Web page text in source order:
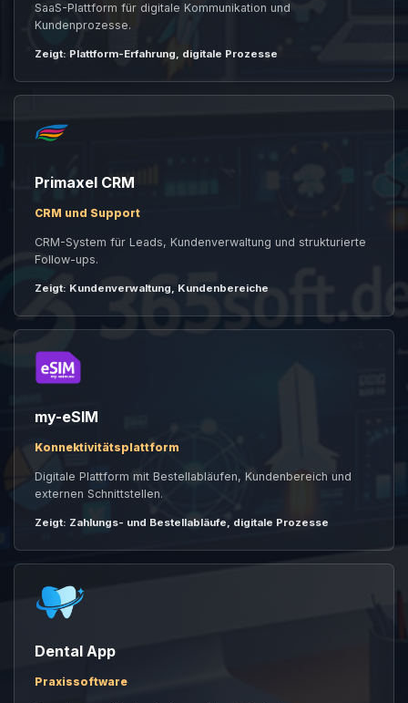
SaaS-Plattform für digitale Kommunikation und
Kundenprozesse.
Zeigt: Plattform-Erfahrung, digitale Prozesse
Primaxel CRM
CRM und Support
CRM-System für Leads, Kundenverwaltung und strukturierte
Follow-ups.
Zeigt: Kundenverwaltung, Kundenbereiche
my-eSIM
Konnektivitätsplattform
Digitale Plattform mit Bestellabläufen, Kundenbereich und
externen Schnittstellen.
Zeigt: Zahlungs- und Bestellabläufe, digitale Prozesse
Dental App
Praxissoftware